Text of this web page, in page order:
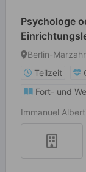
Psychologe
Berlin-
Teilzeit
Fort- und
Immanuel